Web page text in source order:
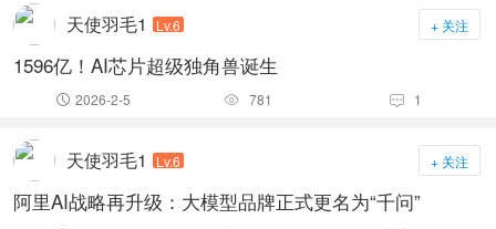
天使羽毛1 Lv.6 + 关注
1596亿！AI芯片超级独角兽诞生
 2026-2-5  781  1
天使羽毛1 Lv.6 + 关注
阿里AI战略再升级：大模型品牌正式更名为“千问”